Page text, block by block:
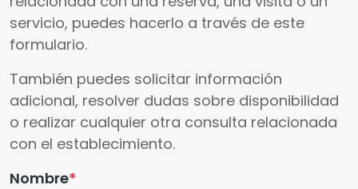
servicio, puedes hacerlo a través de este
formulario.
También puedes solicitar información
adicional, resolver dudas sobre disponibilidad
o realizar cualquier otra consulta relacionada
con el establecimiento.
Nombre